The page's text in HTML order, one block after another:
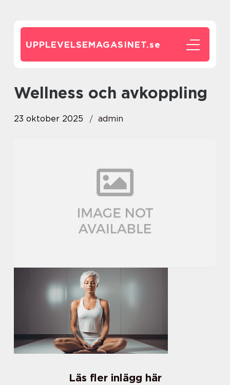
UPPLEVELSEMAGASINET.se
Wellness och avkoppling
23 oktober 2025 admin
Läs fler inlägg här